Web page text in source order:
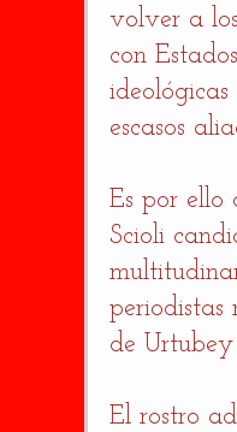
volver a
con
escasos
Es por ello
Scioli
periodistas
de
El rostro